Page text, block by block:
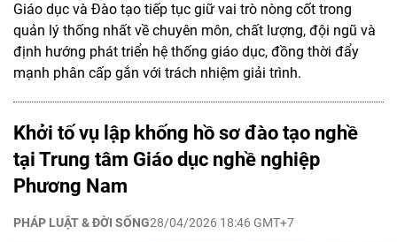
Giáo dục và Đào tạo tiếp tục giữ vai trò nòng cốt trong
quản lý thống nhất về chuyên môn, chất lượng, đội ngũ và
định hướng phát triển hệ thống giáo dục, đồng thời đẩy
mạnh phân cấp gắn với trách nhiệm giải trình.
Khởi tố vụ lập khống hồ sơ đào tạo nghề
tại Trung tâm Giáo dục nghề nghiệp
Phương Nam
PHÁP LUẬT & ĐỜI SỐNG28/04/2026 18:46 GMT+7